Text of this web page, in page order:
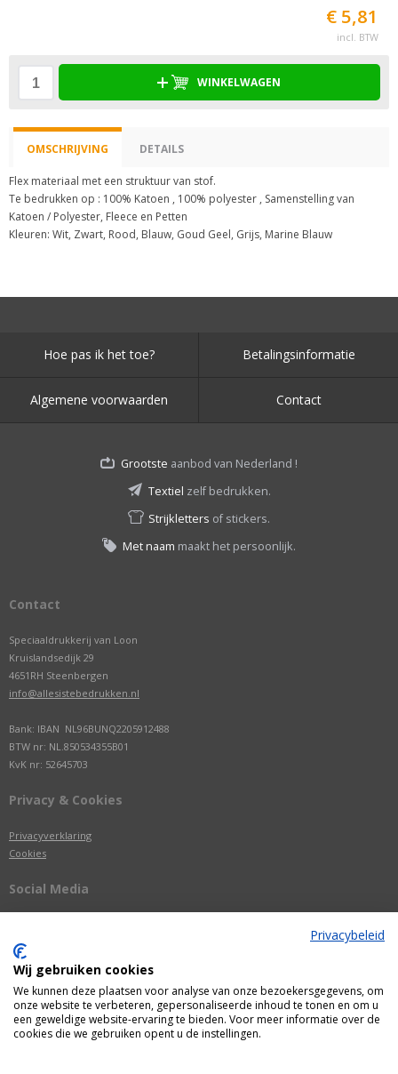
€ 5,81
incl. BTW
WINKELWAGEN
OMSCHRIJVING DETAILS
Flex materiaal met een struktuur van stof.
Te bedrukken op : 100% Katoen , 100% polyester , Samenstelling van
Katoen / Polyester, Fleece en Petten
Kleuren: Wit, Zwart, Rood, Blauw, Goud Geel, Grijs, Marine Blauw
Hoe pas ik het toe? Betalingsinformatie
Algemene voorwaarden Contact
Grootste aanbod van Nederland !
Textiel zelf bedrukken.
Strijkletters of stickers.
Met naam maakt het persoonlijk.
Contact
Speciaaldrukkerij van Loon
Kruislandsedijk 29
4651RH Steenbergen
info@allesistebedrukken.nl
Bank: IBAN NL96BUNQ2205912488
BTW nr: NL.850534355B01
KvK nr: 52645703
Privacy & Cookies
Privacyverklaring
Cookies
Social Media
Privacybeleid
Wij gebruiken cookies
We kunnen deze plaatsen voor analyse van onze bezoekersgegevens, om
onze website te verbeteren, gepersonaliseerde inhoud te tonen en om u
een geweldige website-ervaring te bieden. Voor meer informatie over de
cookies die we gebruiken opent u de instellingen.